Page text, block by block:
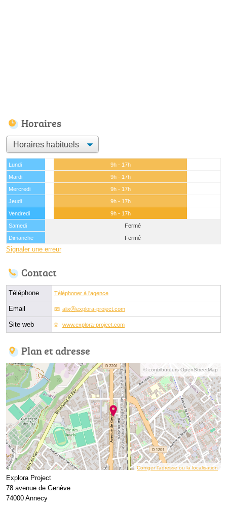
Horaires
Lundi
9h - 17h
Mardi
9h - 17h
Mercredi
9h - 17h
Jeudi
9h - 17h
Vendredi
9h - 17h
Samedi
Fermé
Dimanche
Fermé
Signaler une erreur
Contact
Téléphone Téléphoner à l'agence
Email alixⓐexplora-project.com
Site web www.explora-project.com
Plan et adresse
© contributeurs OpenStreetMap
Corriger l’adresse ou la localisation
Explora Project
78 avenue de Genève
74000 Annecy